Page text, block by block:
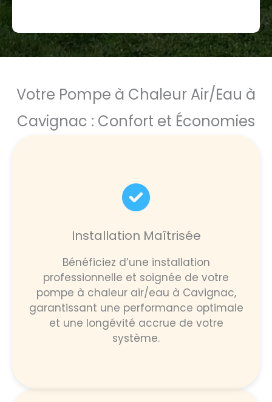
Votre Pompe à Chaleur Air/Eau à
Cavignac : Confort et Économies
Installation Maîtrisée
Bénéficiez d’une installation
professionnelle et soignée de votre
pompe à chaleur air/eau à Cavignac,
garantissant une performance optimale
et une longévité accrue de votre
système.